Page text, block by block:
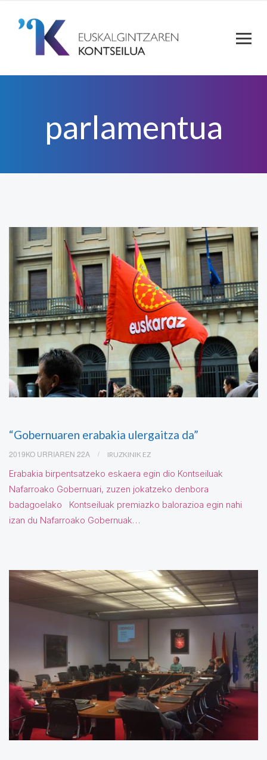
parlamentua
“Gobernuaren erabakia ulergaitza da”
2019KO URRIAREN 22A IRUZKINIK EZ
Erabakia birpentsatzeko eskaera egin dio Kontseiluak
Nafarroako Gobernuari, zuzen jokatzeko denbora
badagoelako Kontseiluak premiazko balorazioa egin nahi
izan du Nafarroako Gobernuak…